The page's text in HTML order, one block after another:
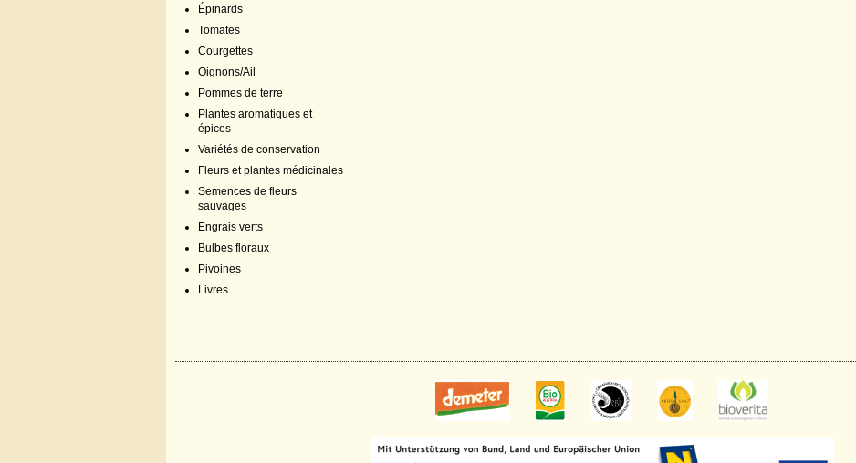
Épinards
Tomates
Courgettes
Oignons/Ail
Pommes de terre
Plantes aromatiques et
épices
Variétés de conservation
Fleurs et plantes médicinales
Semences de fleurs
sauvages
Engrais verts
Bulbes floraux
Pivoines
Livres